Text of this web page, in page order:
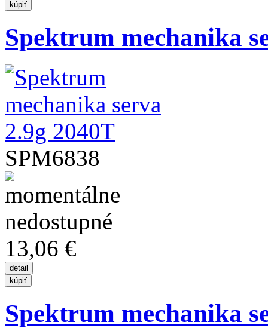
Spektrum mechanika
SPM6838
13,06 €
Spektrum mechanika